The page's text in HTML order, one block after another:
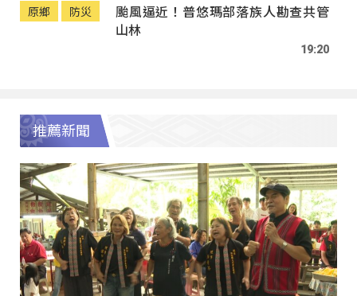
原鄉 防災
颱風逼近！普悠瑪部落族人勘查共管
山林
19:20
推薦新聞